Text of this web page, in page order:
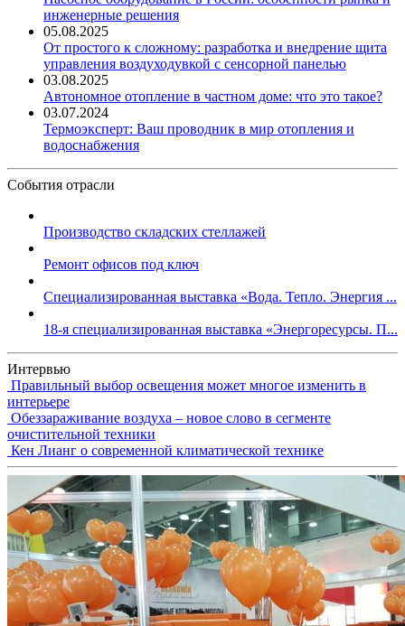
инженерные решения
05.08.2025
От простого к сложному: разработка и внедрение щита
управления воздуходувкой с сенсорной панелью
03.08.2025
Автономное отопление в частном доме: что это такое?
03.07.2024
Термоэксперт: Ваш проводник в мир отопления и
водоснабжения
События отрасли
Производство складских стеллажей
Ремонт офисов под ключ
Специализированная выставка «Вода. Тепло. Энергия ...
18-я специализированная выставка «Энергоресурсы. П...
Интервью
Правильный выбор освещения может многое изменить в
интерьере
Обеззараживание воздуха – новое слово в сегменте
очистительной техники
Кен Лианг о современной климатической технике